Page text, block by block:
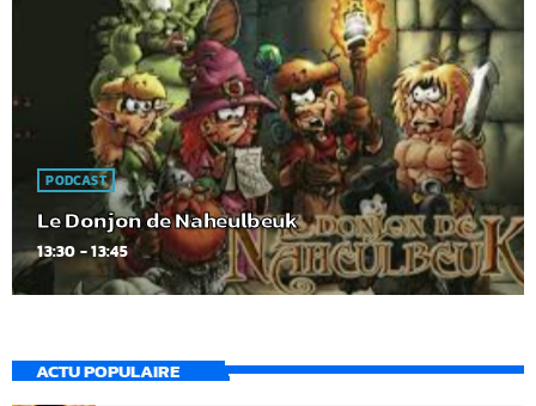
PODCAST
Le Donjon de Naheulbeuk
13:30 - 13:45
ACTU POPULAIRE